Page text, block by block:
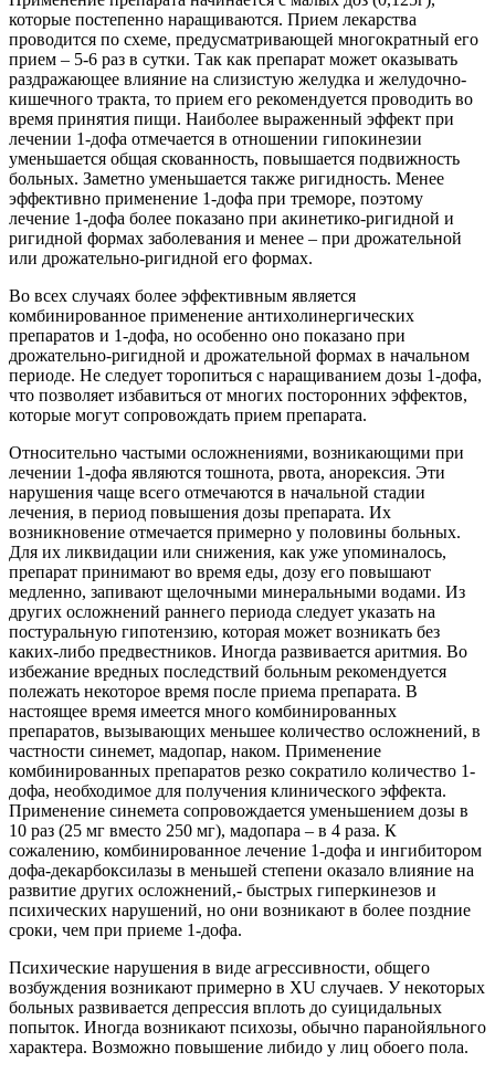
которые постепенно наращиваются. Прием лекарства
проводится по схеме, предусматривающей многократный его
прием – 5-6 раз в сутки. Так как препарат может оказывать
раздражающее влияние на слизистую желудка и желудочно-
кишечного тракта, то прием его рекомендуется проводить во
время принятия пищи. Наиболее выраженный эффект при
лечении 1-дофа отмечается в отношении гипокинезии
уменьшается общая скованность, повышается подвижность
больных. Заметно уменьшается также ригидность. Менее
эффективно применение 1-дофа при треморе, поэтому
лечение 1-дофа более показано при акинетико-ригидной и
ригидной формах заболевания и менее – при дрожательной
или дрожательно-ригидной его формах.
Во всех случаях более эффективным является
комбинированное применение антихолинергических
препаратов и 1-дофа, но особенно оно показано при
дрожательно-ригидной и дрожательной формах в начальном
периоде. Не следует торопиться с наращиванием дозы 1-дофа,
что позволяет избавиться от многих посторонних эффектов,
которые могут сопровождать прием препарата.
Относительно частыми осложнениями, возникающими при
лечении 1-дофа являются тошнота, рвота, анорексия. Эти
нарушения чаще всего отмечаются в начальной стадии
лечения, в период повышения дозы препарата. Их
возникновение отмечается примерно у половины больных.
Для их ликвидации или снижения, как уже упоминалось,
препарат принимают во время еды, дозу его повышают
медленно, запивают щелочными минеральными водами. Из
других осложнений раннего периода следует указать на
постуральную гипотензию, которая может возникать без
каких-либо предвестников. Иногда развивается аритмия. Во
избежание вредных последствий больным рекомендуется
полежать некоторое время после приема препарата. В
настоящее время имеется много комбинированных
препаратов, вызывающих меньшее количество осложнений, в
частности синемет, мадопар, наком. Применение
комбинированных препаратов резко сократило количество 1-
дофа, необходимое для получения клинического эффекта.
Применение синемета сопровождается уменьшением дозы в
10 раз (25 мг вместо 250 мг), мадопара – в 4 раза. К
сожалению, комбинированное лечение 1-дофа и ингибитором
дофа-декарбоксилазы в меньшей степени оказало влияние на
развитие других осложнений,- быстрых гиперкинезов и
психических нарушений, но они возникают в более поздние
сроки, чем при приеме 1-дофа.
Психические нарушения в виде агрессивности, общего
возбуждения возникают примерно в XU случаев. У некоторых
больных развивается депрессия вплоть до суицидальных
попыток. Иногда возникают психозы, обычно паранойяльного
характера. Возможно повышение либидо у лиц обоего пола.